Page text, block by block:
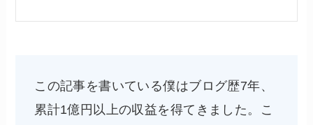
この記事を書いている僕はブログ歴7年、
累計1億円以上の収益を得てきました。こ